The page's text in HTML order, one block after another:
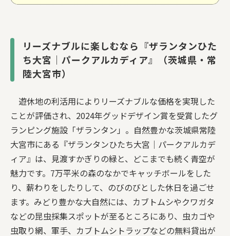
リーズナブルに楽しむなら『ザランタンひた
ち大宮｜パークアルカディア』（茨城県・常
陸大宮市）
遊休地の利活用によりリーズナブルな価格を実現した
ことが評価され、2024年グッドデザイン賞を受賞したグ
ランピング施設「ザランタン」。自然豊かな茨城県常陸
大宮市にある『ザランタンひたち大宮｜パークアルカデ
ィア』は、見渡すかぎりの緑と、どこまでも続く青空が
魅力です。7万平米の森のなかでキャッチボールをした
り、薪わりをしたりして、のびのびとした休日を過ごせ
ます。みどり豊かな大自然には、カブトムシやクワガタ
などの昆虫採集スポットが至るところにあり、虫カゴや
虫取り網、軍手、カブトムシトラップなどの無料貸出が